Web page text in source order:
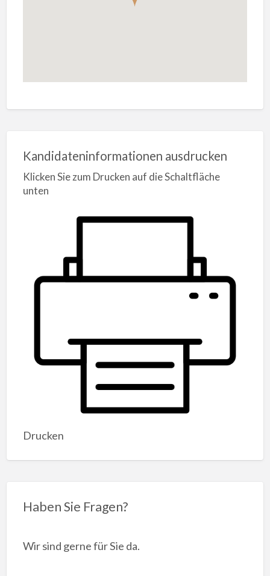
Kandidateninformationen ausdrucken
Klicken Sie zum Drucken auf die Schaltfläche
unten
Drucken
Haben Sie Fragen?
Wir sind gerne für Sie da.